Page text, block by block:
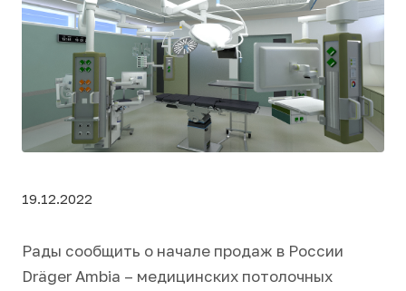
19.12.2022
Рады сообщить о начале продаж в России
Dräger Ambia – медицинских потолочных